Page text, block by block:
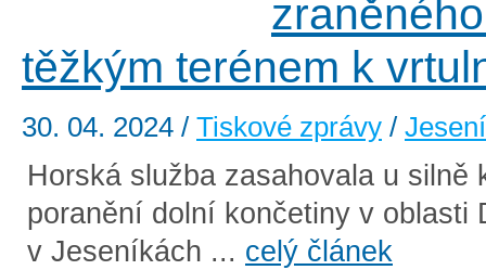
těžkým terénem k
30. 04. 2024 / Tiskové zprávy /
Horská služba zasahovala u silně
poranění dolní končetiny v oblasti
v Jeseníkách ... celý článek